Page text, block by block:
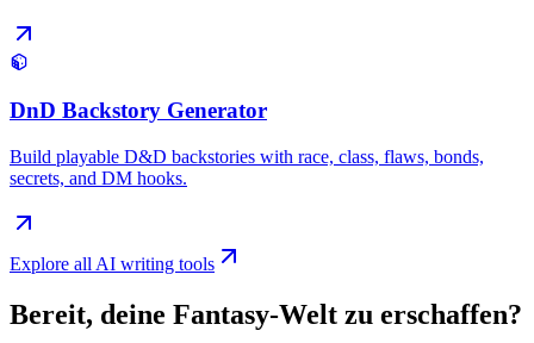
DnD Backstory Generator
Build playable D&D backstories with race, class, flaws, bonds,
secrets, and DM hooks.
Explore all AI writing tools
Bereit, deine Fantasy-Welt zu erschaffen?